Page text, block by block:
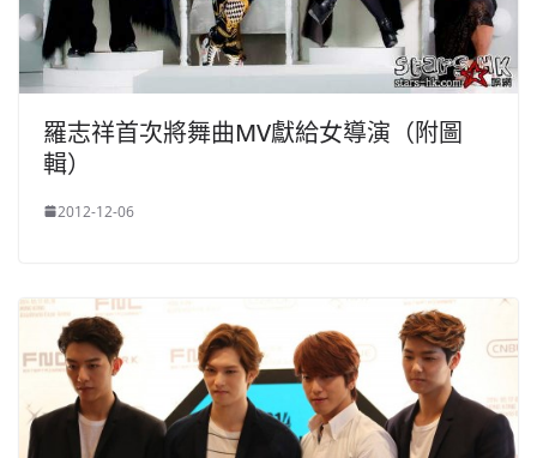
羅志祥首次將舞曲MV獻給女導演（附圖
輯）
2012-12-06